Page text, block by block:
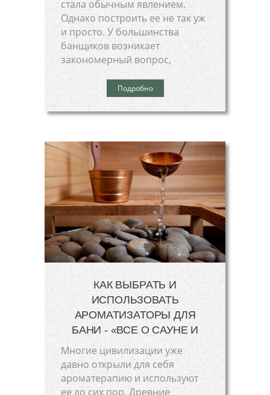
стала обычным явлением.
Однако построить ее не так уж
и просто. У большинства
банщиков возникает
закономерный вопрос,
Подробно
КАК ВЫБРАТЬ И
ИСПОЛЬЗОВАТЬ
АРОМАТИЗАТОРЫ ДЛЯ
БАНИ - «ВСЕ О САУНЕ И
Многие цивилизации уже
давно открыли для себя
ароматерапию и используют
ее до сих пор. Древние